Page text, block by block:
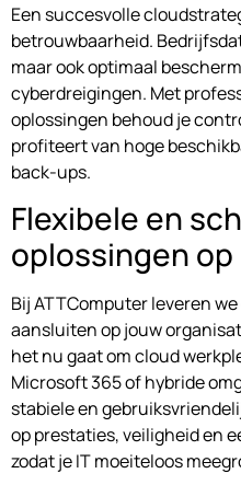
Een succesvolle
betrouwbaarheid.
maar ook optimaal
cyberdreigingen. Met
oplossingen behoud je
profiteert van hoge
back-ups.
Flexibele en
oplossingen op
Bij ATTComputer leveren
aansluiten op jouw
het nu gaat om cloud
Microsoft 365 of hybride
stabiele en
op prestaties, veiligheid en
zodat je IT moeiteloos